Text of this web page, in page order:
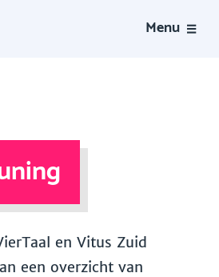
Menu
en Vitus Zuid
een overzicht van